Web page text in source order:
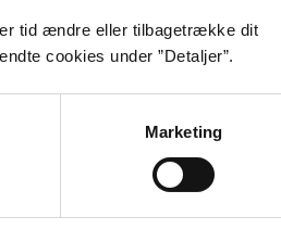
tid ændre eller tilbagetrække dit
cookies under ”Detaljer”.
Marketing